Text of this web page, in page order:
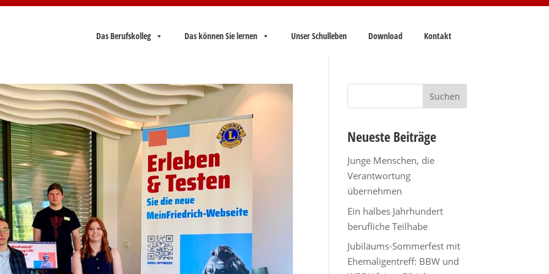
Das Berufskolleg Das können Sie lernen Unser Schulleben Download Kontakt
Suchen
Neueste Beiträge
Junge Menschen, die
Verantwortung
übernehmen
Ein halbes Jahrhundert
berufliche Teilhabe
Jubiläums-Sommerfest mit
Ehemaligentreff: BBW und